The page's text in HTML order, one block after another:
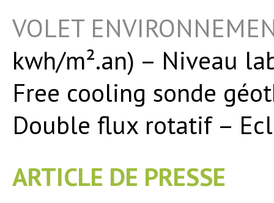
VOLET
kwh/m².an) – Niveau
Free cooling sonde
Double flux rotatif –
ARTICLE DE PRESSE